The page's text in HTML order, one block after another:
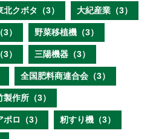
北クボタ（3） 大紀産業（3）
） 野菜移植機（3）
） 三陽機器（3）
全国肥料商連合会（3）
製作所（3）
ポロ（3） 籾すり機（3）